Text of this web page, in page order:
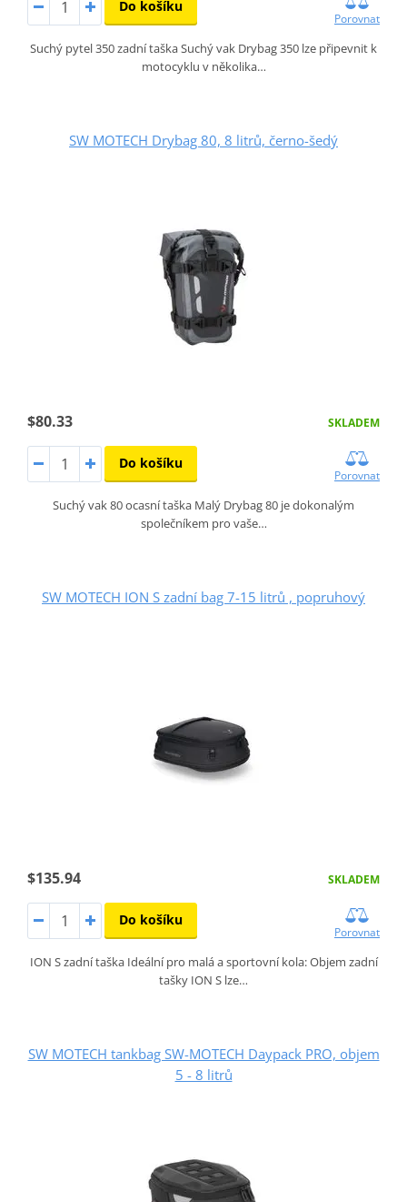
Do košíku
Porovnat
Suchý pytel 350 zadní taška Suchý vak Drybag 350 lze připevnit k
motocyklu v několika…
SW MOTECH Drybag 80, 8 litrů, černo-šedý
$80.33 SKLADEM
Do košíku
Porovnat
Suchý vak 80 ocasní taška Malý Drybag 80 je dokonalým
společníkem pro vaše…
SW MOTECH ION S zadní bag 7-15 litrů , popruhový
$135.94 SKLADEM
Do košíku
Porovnat
ION S zadní taška Ideální pro malá a sportovní kola: Objem zadní
tašky ION S lze…
SW MOTECH tankbag SW-MOTECH Daypack PRO, objem
5 - 8 litrů